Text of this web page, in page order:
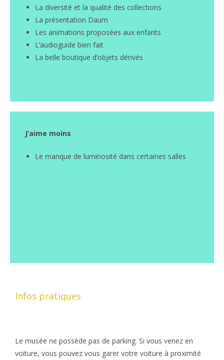
La diversité et la qualité des collections
La présentation Daum
Les animations proposées aux enfants
L’audioguide bien fait
La belle boutique d’objets dérivés
J’aime moins
Le manque de luminosité dans certaines salles
Infos pratiques
Le musée ne possède pas de parking. Si vous venez en
voiture, vous pouvez vous garer votre voiture à proximité